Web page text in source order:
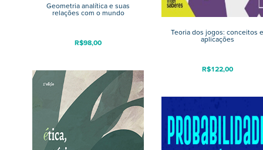
Geometria analítica e suas
relações com o mundo
R$98,00
Teoria dos jogos: conceitos e
aplicações
R$122,00